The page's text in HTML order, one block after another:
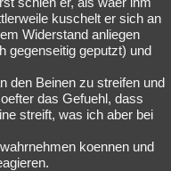
kuschelt er sich an
Widerstand anliegen
gegenseitig geputzt) und
den Beinen zu streifen und
das Gefuehl, dass
streift, was ich aber bei
koennen und